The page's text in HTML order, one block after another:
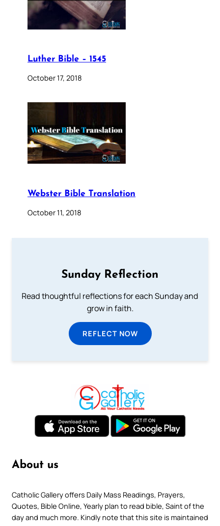
Luther Bible – 1545
October 17, 2018
Webster Bible Translation
October 11, 2018
Sunday Reflection
Read thoughtful reflections for each Sunday and
grow in faith.
REFLECT NOW
About us
Catholic Gallery offers Daily Mass Readings, Prayers,
Quotes, Bible Online, Yearly plan to read bible, Saint of the
day and much more. Kindly note that this site is maintained